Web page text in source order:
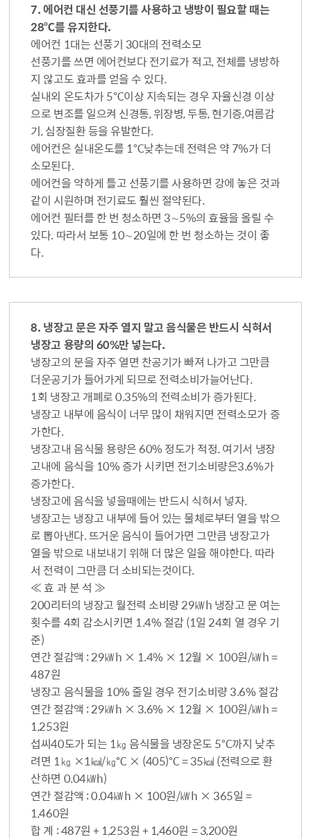
7. 에어컨 대신 선풍기를 사용하고 냉방이 필요할 때는
28℃를 유지한다.
에어컨 1대는 선풍기 30대의 전력소모
선풍기를 쓰면 에어컨보다 전기료가 적고, 전체를 냉방하
지 않고도 효과를 얻을 수 있다.
실내외 온도차가 5℃이상 지속되는 경우 자율신경 이상
으로 변조를 일으켜 신경통, 위장병, 두통, 현기증,여름감
기, 심장질환 등을 유발한다.
에어컨은 실내온도를 1℃낮추는데 전력은 약 7%가 더
소모된다.
에어컨을 약하게 틀고 선풍기를 사용하면 강에 놓은 것과
같이 시원하며 전기료도 훨씬 절약된다.
에어컨 필터를 한 번 청소하면 3∼5%의 효율을 올릴 수
있다. 따라서 보통 10∼20일에 한 번 청소하는 것이 좋
다.
8. 냉장고 문은 자주 열지 말고 음식물은 반드시 식혀서
냉장고 용량의 60%만 넣는다.
냉장고의 문을 자주 열면 찬공기가 빠져 나가고 그만큼
더운공기가 들어가게 되므로 전력소비가늘어난다.
1회 냉장고 개폐로 0.35%의 전력소비가 증가된다.
냉장고 내부에 음식이 너무 많이 채워지면 전력소모가 증
가한다.
냉장고내 음식물 용량은 60% 정도가 적정. 여기서 냉장
고내에 음식을 10% 증가 시키면 전기소비량은3.6%가
증가한다.
냉장고에 음식을 넣을때에는 반드시 식혀서 넣자.
냉장고는 냉장고 내부에 들어 있는 물체로부터 열을 밖으
로 뽑아낸다. 뜨거운 음식이 들어가면 그만큼 냉장고가
열을 밖으로 내보내기 위해 더 많은 일을 해야한다. 따라
서 전력이 그만큼 더 소비되는것이다.
≪ 효 과 분 석 ≫
200리터의 냉장고 월전력 소비량 29㎾h 냉장고 문 여는
횟수를 4회 감소시키면 1.4% 절감 (1일 24회 열 경우 기
준)
연간 절감액 : 29㎾h × 1.4% × 12월 × 100원/㎾h =
487원
냉장고 음식물을 10% 줄일 경우 전기소비량 3.6% 절감
연간 절감액 : 29㎾h × 3.6% × 12월 × 100원/㎾h =
1,253원
섭씨40도가 되는 1㎏ 음식물을 냉장온도 5℃까지 낮추
려면 1㎏ ×1㎉/㎏℃ × (405)℃ = 35㎉ (전력으로 환
산하면 0.04㎾h)
연간 절감액 : 0.04㎾h × 100원/㎾h × 365일 =
1,460원
합 계 : 487원 + 1,253원 + 1,460원 = 3,200원